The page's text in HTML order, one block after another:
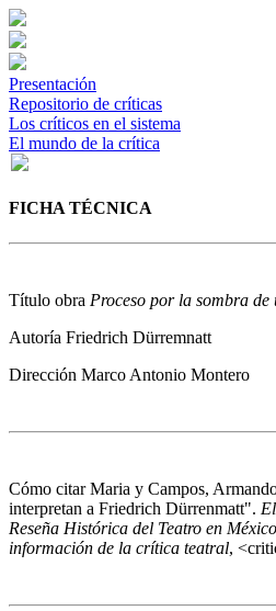
Presentación
Repositorio de críticas
Los críticos en el sistema
El mundo de la crítica
FICHA TÉCNICA
Título obra Proceso por la sombra de
Autoría Friedrich Dürremnatt
Dirección Marco Antonio Montero
Cómo citarMaria y Campos,
interpretan a Friedrich Dürrenmatt".
Reseña Histórica del Teatro en
información de la crítica teatral,